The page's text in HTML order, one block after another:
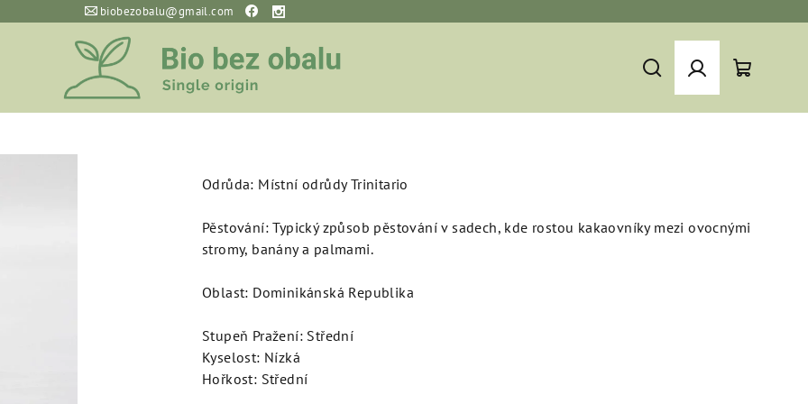
HledatPřihlášení
Kakaová hmota Dominikánská
Republika Bio
Odrůda: Místní odrůdy Trinitario
Pěstování: Typický způsob pěstování v sadech, kde rostou kakaovníky mezi ovocnými
stromy, banány a palmami.
Oblast: Dominikánská Republika
Stupeň Pražení: Střední
Kyselost: Nízká
Hořkost: Střední
biobezobalu@gmail.com